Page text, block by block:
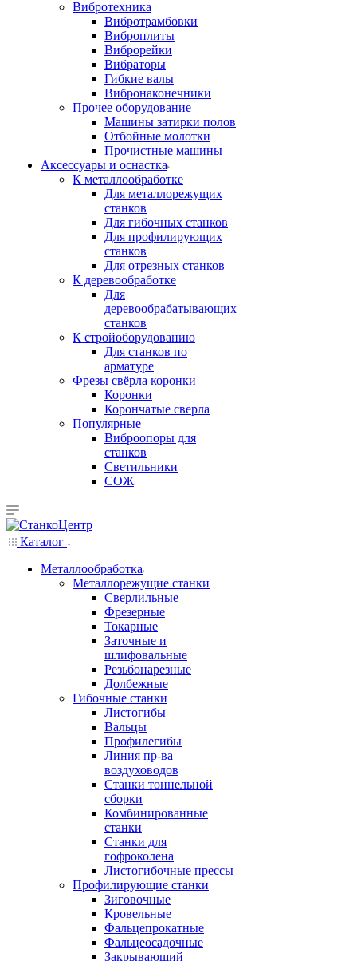
Вибротехника
Вибротрамбовки
Виброплиты
Виброрейки
Вибраторы
Гибкие валы
Вибронаконечники
Прочее оборудование
Машины затирки полов
Отбойные молотки
Прочистные машины
Аксeccyapы и оснастка
К металлообработке
Для металлорежущих
станков
Для гибочных станков
Для профилирующих
станков
Для отрезных станков
К деревообработке
Для
деревообрабатывающих
станков
К стройоборудованию
Для станков по
арматуре
Фрезы свёрла коронки
Коронки
Корончатые сверла
Популярные
Виброопоры для
станков
Светильники
СОЖ
Каталог
Металлообработка
Металлорежущие станки
Сверлильные
Фрезерные
Токарные
Заточные и
шлифовальные
Резьбонарезные
Долбежные
Гибочные станки
Листогибы
Вальцы
Профилегибы
Линия пр-ва
воздуховодов
Станки тоннельной
сборки
Комбинированные
станки
Станки для
гофроколена
Листогибочные прессы
Профилирующие станки
Зиговочные
Кровельные
Фальцепрокатные
Фальцеосадочные
Закрывающий